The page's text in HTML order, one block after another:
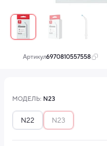
Артикул:6970810557558
МОДЕЛЬ: N23
N22 N23